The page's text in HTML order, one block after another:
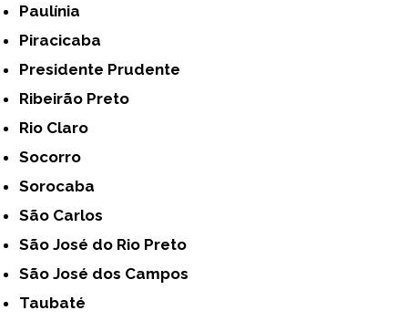
Paulínia
Piracicaba
Presidente Prudente
Ribeirão Preto
Rio Claro
Socorro
Sorocaba
São Carlos
São José do Rio Preto
São José dos Campos
Taubaté